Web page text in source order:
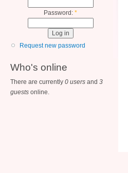
Password: *
Request new password
Who's online
There are currently 0 users and 3
guests online.